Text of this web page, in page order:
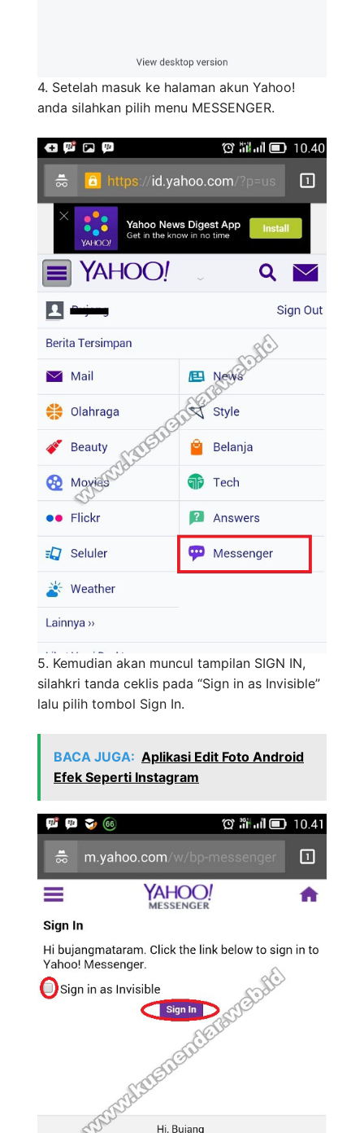
4. Setelah masuk ke halaman akun Yahoo!
anda silahkan pilih menu MESSENGER.
5. Kemudian akan muncul tampilan SIGN IN,
silahkri tanda ceklis pada “Sign in as Invisible”
lalu pilih tombol Sign In.
BACA JUGA: Aplikasi Edit Foto Android
Efek Seperti Instagram